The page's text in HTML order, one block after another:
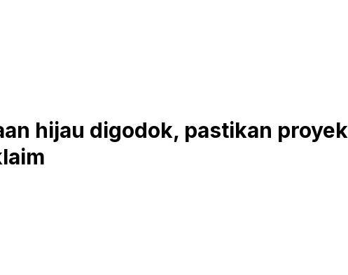
hijau digodok, pastikan proyek